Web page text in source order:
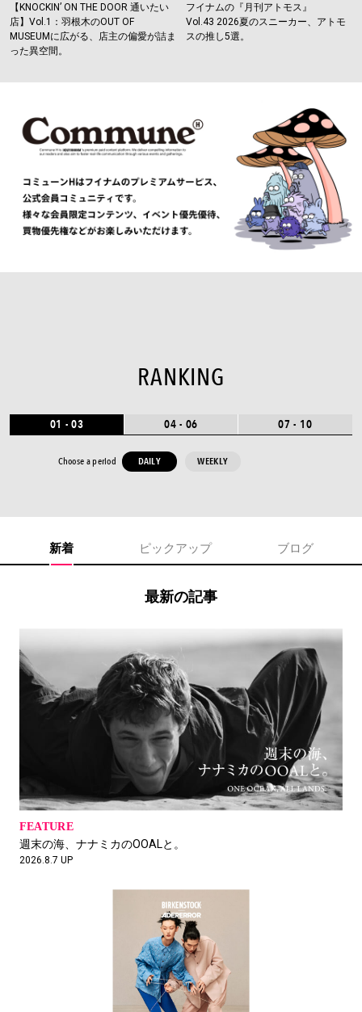
【KNOCKIN’ ON THE DOOR 通いたい
店】Vol.1：羽根木のOUT OF
MUSEUMに広がる、店主の偏愛が詰ま
った異空間。
フイナムの『月刊アトモス』
Vol.43 2026夏のスニーカー、アトモ
スの推し5選。
RANKING
01 - 03 04 - 06 07 - 10
Choose a period DAILY WEEKLY
新着 ピックアップ ブログ
switch with swipe
最新の記事
FEATURE
週末の海、ナナミカのOOALと。
2026.8.7 UP
FEATURE
週末の海、ナナミカのOOALと。
2026.8.7 UP
ワールドカップロス。
フイナム編集部
2026.8.7 UP
最近買ったもの「J.M. WESTON」
名村恒毅
深夜便でタイ行くよ
PR01. 代表